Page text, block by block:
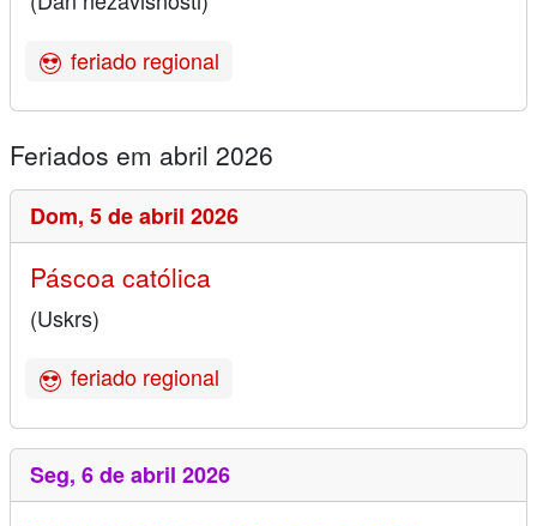
feriado regional
Feriados em abril 2026
Dom, 5 de abril 2026
Páscoa católica
(Uskrs)
feriado regional
Seg, 6 de abril 2026